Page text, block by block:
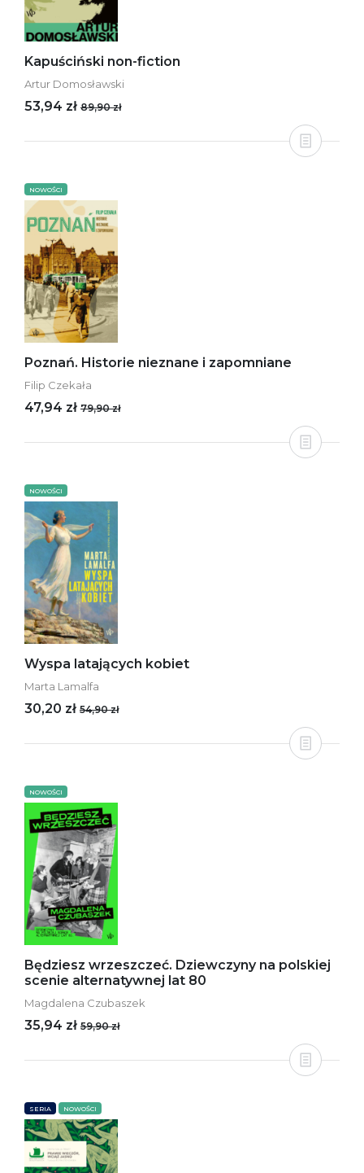
Kapuściński non-fiction
Artur Domosławski
53,94 zł 89,90 zł
NOWOŚCI
Poznań. Historie nieznane i zapomniane
Filip Czekała
47,94 zł 79,90 zł
NOWOŚCI
Wyspa latających kobiet
Marta Lamalfa
30,20 zł 54,90 zł
NOWOŚCI
Będziesz wrzeszczeć. Dziewczyny na polskiej
scenie alternatywnej lat 80
Magdalena Czubaszek
35,94 zł 59,90 zł
SERIA NOWOŚCI